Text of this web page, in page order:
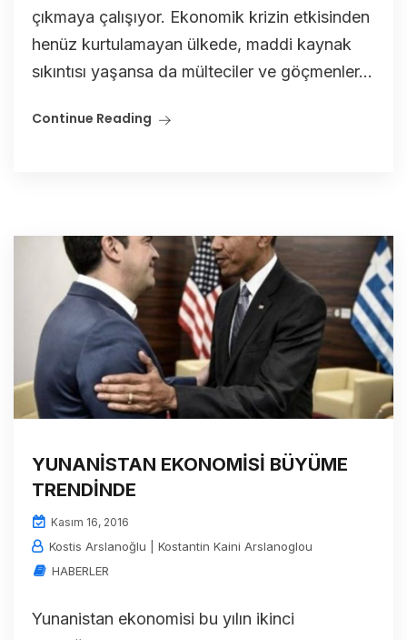
çıkmaya çalışıyor. Ekonomik krizin etkisinden
henüz kurtulamayan ülkede, maddi kaynak
sıkıntısı yaşansa da mülteciler ve göçmenler...
Continue Reading
YUNANİSTAN EKONOMİSİ BÜYÜME
TRENDİNDE
Kasım 16, 2016
Kostis Arslanoğlu | Kostantin Kaini Arslanoglou
HABERLER
Yunanistan ekonomisi bu yılın ikinci